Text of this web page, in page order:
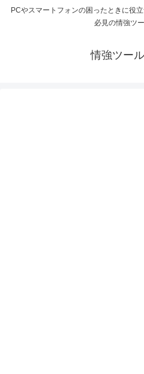
PCやスマートフォンの困ったときに役
必見の情強ツ
情強ツー